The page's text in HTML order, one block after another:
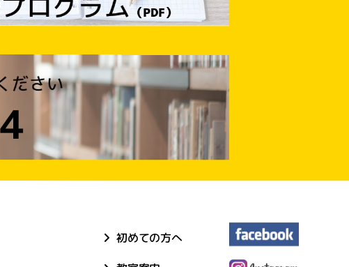
初めての方へ